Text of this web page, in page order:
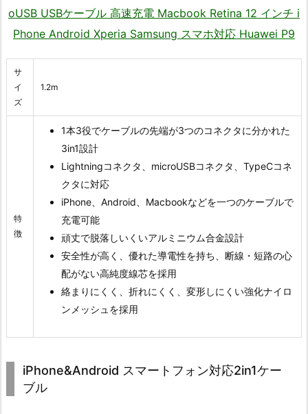
oUSB USBケーブル 高速充電 Macbook Retina 12 インチ i
Phone Android Xperia Samsung スマホ対応 Huawei P9
サ
イ
ズ
1.2m
特
徴
1本3役でケーブルの先端が3つのコネクタに分かれた
3in1設計
Lightningコネクタ、microUSBコネクタ、TypeCコネ
クタに対応
iPhone、Android、Macbookなどを一つのケーブルで
充電可能
頑丈で脱落しいくいアルミニウム合金設計
安全性が高く、優れた導電性を持ち、断線・短路の心
配がない高純度線芯を採用
絡まりにくく、折れにくく、変形しにくい強化ナイロ
ンメッシュを採用
iPhone&Android スマートフォン対応2in1ケー
ブル